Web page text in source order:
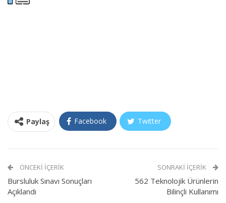
Paylaş Facebook Twitter
ÖNCEKI İÇERIK
Bursluluk Sınavı Sonuçları
Açıklandı
SONRAKI İÇERIK
562 Teknolojik Ürünlerin
Bilinçli Kullanımı